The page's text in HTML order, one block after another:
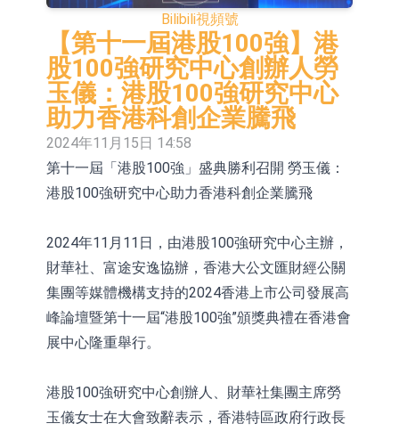
場為主 並已取得歐美相關認證
上交所：財通多策略福鑫定期開放靈
活配置混合型發起式證券投資基金臨
時停牌
上交所：景順長城全球半導體芯片產
業股票型證券投資基金臨時停牌
【異動股】港股跌幅榜前十，卡森國
際(00496.HK)跌22.40%，九福來
(08611.HK)跌21.01%
【異動股】港股漲幅榜前十，拿森科
技(02261.HK)漲+75.05%，辰興發展
(02286.HK)漲+64.91%
神火股份：新疆神火鋁水轉化率已
100%
【異動股】焦炭Ⅲ板塊下挫，陝西黑
採取出具警示函措施
山金國際：港股上市工作正常推進中
Bilibili視頻號
【第十一屆港股100強】港
股100強研究中心創辦人勞
玉儀：港股100強研究中心
助力香港科創企業騰飛
2024年11月15日 14:58
第十一屆「港股100強」盛典勝利召開 勞玉儀：
港股100強研究中心助力香港科創企業騰飛
2024年11月11日，由港股100強研究中心主辦，
財華社、富途安逸協辦，香港大公文匯財經公關
集團等媒體機構支持的2024香港上市公司發展高
峰論壇暨第十一屆“港股100強”頒獎典禮在香港會
展中心隆重舉行。
港股100強研究中心創辦人、財華社集團主席勞
玉儀女士在大會致辭表示，香港特區政府行政長